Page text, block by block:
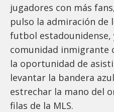
jugadores con más
pulso la admiración de
futbol estadounidense,
comunidad inmigrante
la oportunidad de
levantar la bandera
estrechar la mano del
filas de la MLS.